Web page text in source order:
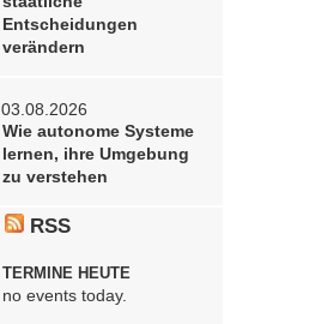
Entscheidungen
verändern
03.08.2026
Wie autonome Systeme
lernen, ihre Umgebung
zu verstehen
RSS
TERMINE HEUTE
no events today.